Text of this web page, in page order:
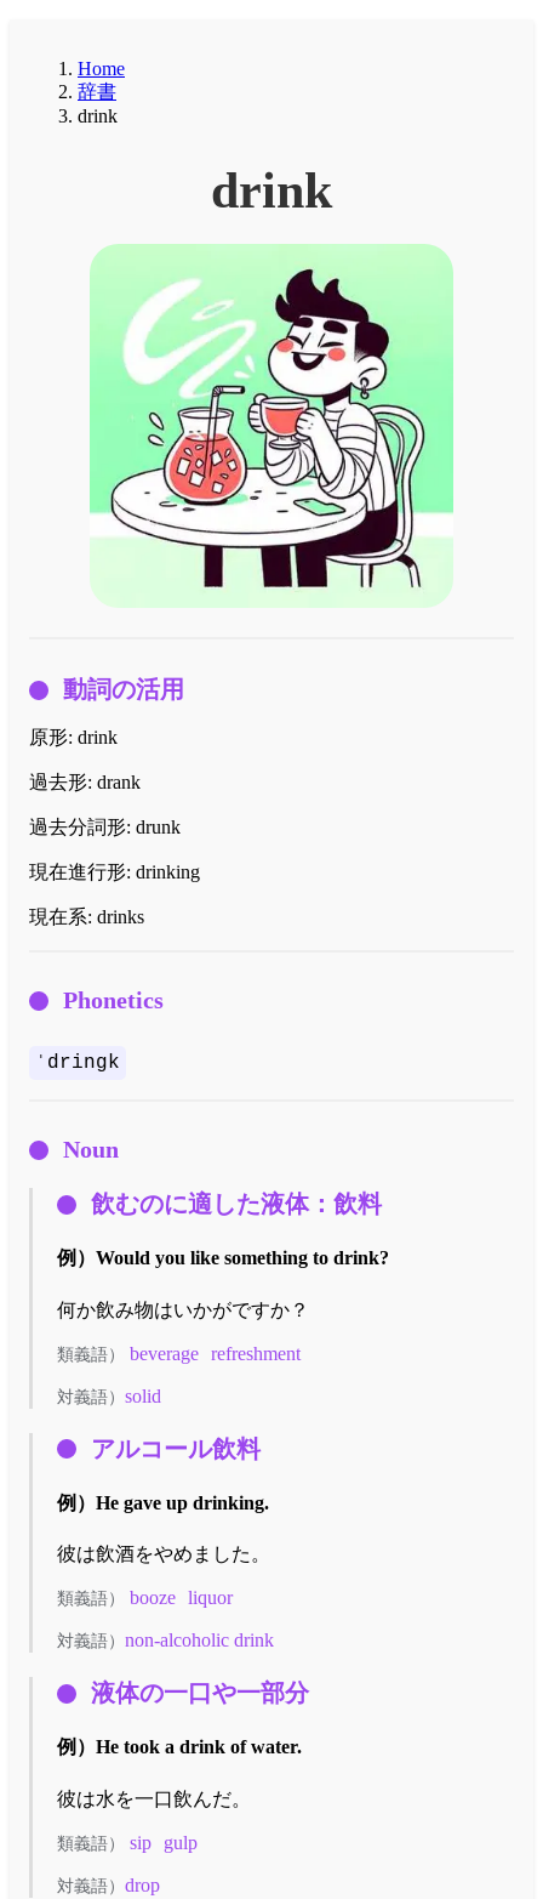
Home
辞書
drink
drink
動詞の活用
原形: drink
過去形: drank
過去分詞形: drunk
現在進行形: drinking
現在系: drinks
Phonetics
ˈdringk
Noun
飲むのに適した液体：飲料
例） Would you like something to drink?
何か飲み物はいかがですか？
類義語） beverage refreshment
対義語） solid
アルコール飲料
例） He gave up drinking.
彼は飲酒をやめました。
類義語） booze liquor
対義語） non-alcoholic drink
液体の一口や一部分
例） He took a drink of water.
彼は水を一口飲んだ。
類義語） sip gulp
対義語） drop